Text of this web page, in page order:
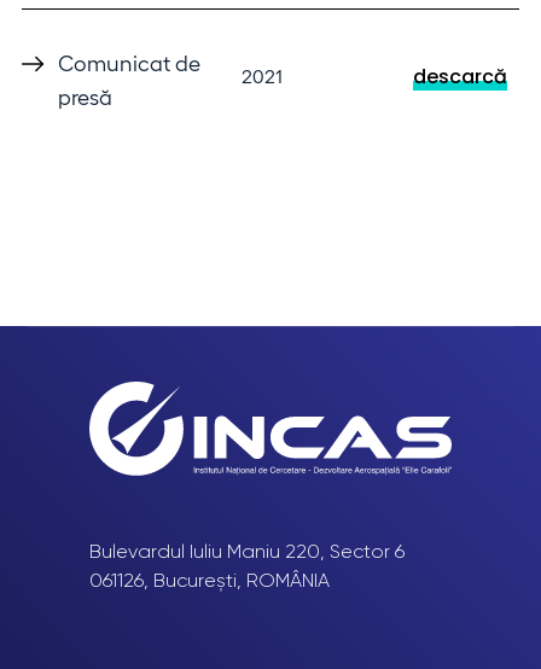
Comunicat de
presă
2021 descarcă
Bulevardul Iuliu Maniu 220, Sector 6
061126, București, ROMÂNIA